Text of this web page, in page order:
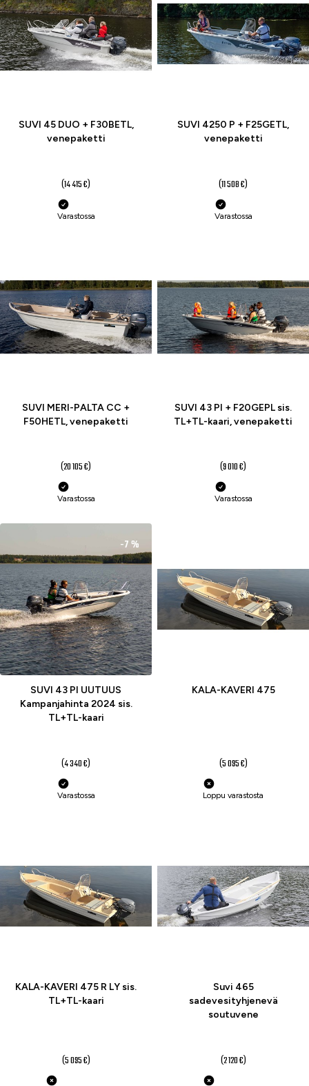
SUVI 45 DUO + F30BETL,
venepaketti
(14 415 €)
Varastossa
SUVI 4250 P + F25GETL,
venepaketti
(11 508 €)
Varastossa
SUVI MERI-PALTA CC +
F50HETL, venepaketti
(20 105 €)
Varastossa
SUVI 43 PI + F20GEPL sis.
TL+TL-kaari, venepaketti
(9 010 €)
Varastossa
-7 %
SUVI 43 PI UUTUUS
Kampanjahinta 2024 sis.
TL+TL-kaari
(4 340 €)
Varastossa
KALA-KAVERI 475
(5 095 €)
Loppu varastosta
KALA-KAVERI 475 R LY sis.
TL+TL-kaari
(5 095 €)
Suvi 465
sadevesityhjenevä
soutuvene
(2 120 €)